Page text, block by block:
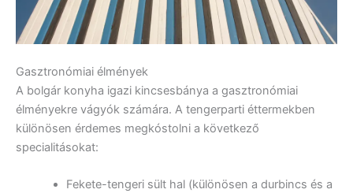
Gasztronómiai élmények
A bolgár konyha igazi kincsesbánya a gasztronómiai
élményekre vágyók számára. A tengerparti éttermekben
különösen érdemes megkóstolni a következő
specialitásokat:
Fekete-tengeri sült hal (különösen a durbincs és a